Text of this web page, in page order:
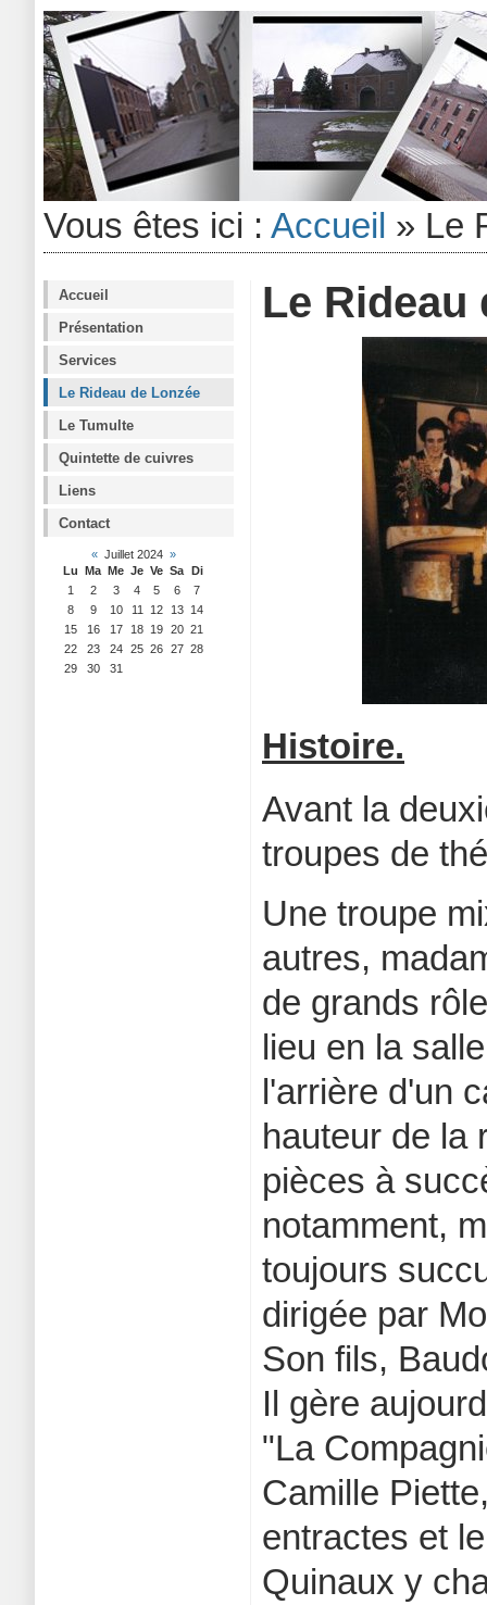
Vous êtes ici : Accueil » Le
Accueil
Présentation
Services
Le Rideau de Lonzée
Le Tumulte
Quintette de cuivres
Liens
Contact
« Juillet 2024 »
Lu Ma Me Je Ve Sa Di
1
2 3 4 5 6
7
8
9 10 11 12 13
14
15
16 17 18 19 20 21
22
23 24 25 26 27 28
29
30 31
Le Rideau
Histoire.
Avant la
troupes de
Une troupe
autres,
de grands
lieu en la
l'arrière d'un
hauteur de la
pièces à
notamment,
toujours
dirigée par
Son fils,
Il gère
"La
Camille
entractes et
Quinaux y